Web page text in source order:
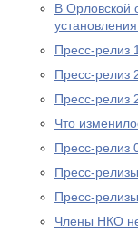
В Орловской
Пресс-релиз
Пресс-релиз
Пресс-релиз
Что
Пресс-релиз
Пресс-
Пресс-
Члены НКО